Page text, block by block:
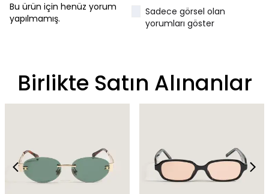
Bu ürün için henüz yorum
yapılmamış.
Sadece görsel olan
yorumları göster
Birlikte Satın Alınanlar